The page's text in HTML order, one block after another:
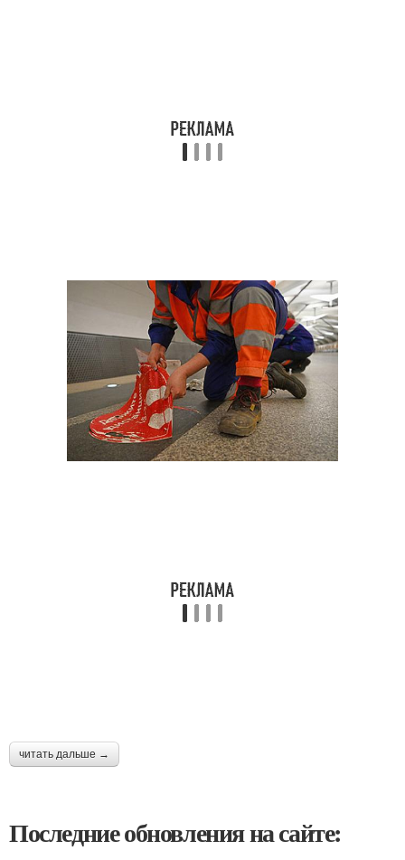
читать дальше →
Последние обновления на сайте: